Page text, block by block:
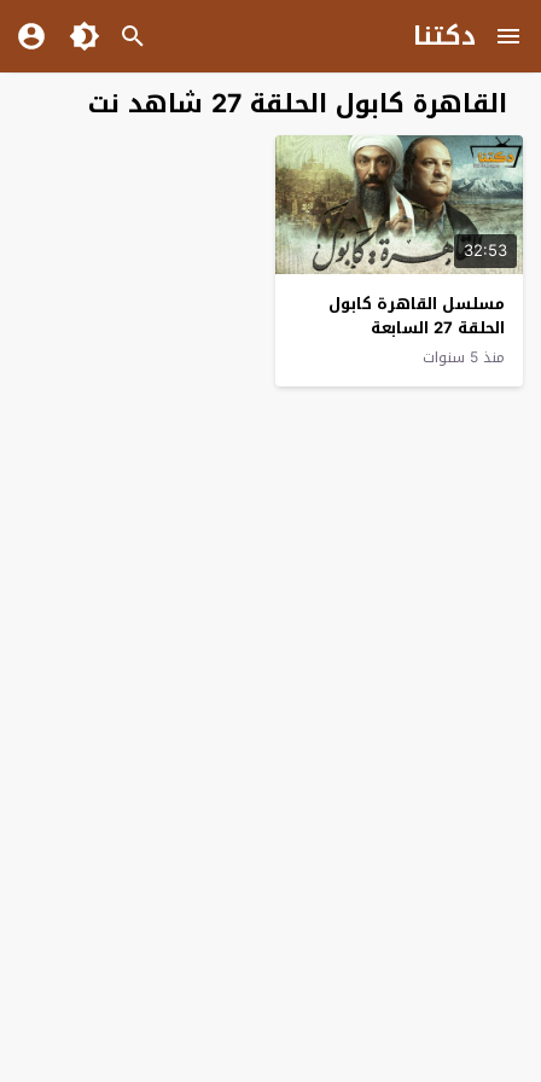
دكتنا
القاهرة كابول الحلقة 27 شاهد نت
32:53
مسلسل القاهرة كابول
الحلقة 27 السابعة
والعشرون
منذ 5 سنوات